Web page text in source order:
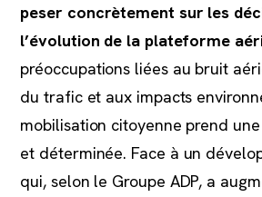
peser concrètement sur les
l’évolution de la plateforme
préoccupations liées au bruit
du trafic et aux impacts
mobilisation citoyenne prend
et déterminée. Face à un
qui, selon le Groupe ADP, a